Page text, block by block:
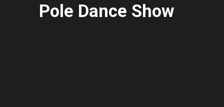
Pole Dance Show